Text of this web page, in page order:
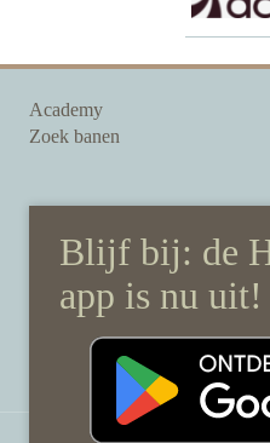
Academy
Zoek banen
Onze auteurs
Over HRMorgen